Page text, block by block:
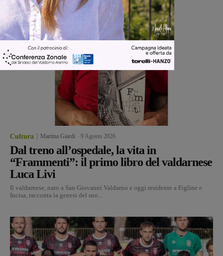
Cultura Martina Giardi 9 Agosto 2026
Dal treno all’ospedale, la vita in
“Frammenti”: il primo libro del valdarnese
Luca Livi
Il valdarnese, nato a San Giovanni Valdarno e oggi residente a Figline e
Incisa, racconta la genesi del suo...